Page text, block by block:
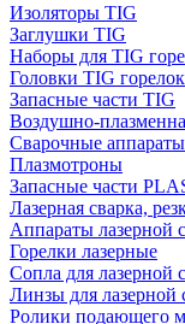
Изоляторы TIG
Заглушки TIG
Наборы для TIG
Головки TIG горелок
Запасные части TIG
Воздушно-
Сварочные
Плазмотроны
Запасные части
Лазерная сварка,
Аппараты лазерной
Горелки лазерные
Сопла для лазерной
Линзы для лазерной
Ролики подающего